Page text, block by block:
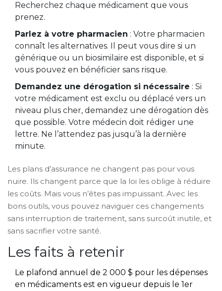
Recherchez chaque médicament que vous
prenez.
Parlez à votre pharmacien : Votre pharmacien
connaît les alternatives. Il peut vous dire si un
générique ou un biosimilaire est disponible, et si
vous pouvez en bénéficier sans risque.
Demandez une dérogation si nécessaire : Si
votre médicament est exclu ou déplacé vers un
niveau plus cher, demandez une dérogation dès
que possible. Votre médecin doit rédiger une
lettre. Ne l’attendez pas jusqu’à la dernière
minute.
Les plans d’assurance ne changent pas pour vous
nuire. Ils changent parce que la loi les oblige à réduire
les coûts. Mais vous n’êtes pas impuissant. Avec les
bons outils, vous pouvez naviguer ces changements
sans interruption de traitement, sans surcoût inutile, et
sans sacrifier votre santé.
Les faits à retenir
Le plafond annuel de 2 000 $ pour les dépenses
en médicaments est en vigueur depuis le 1er